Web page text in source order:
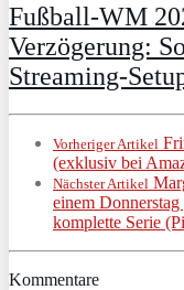
Fußball-WM
Verzögerung:
Streaming-
Vorheriger Artikel
(exklusiv bei
Nächster Artikel
einem
komplette Serie
Kommentare